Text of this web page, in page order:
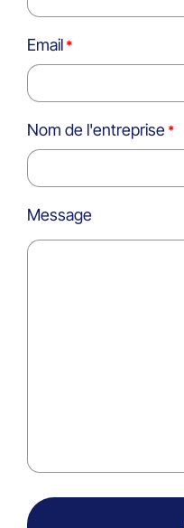
Email
Nom de l'entreprise
Message